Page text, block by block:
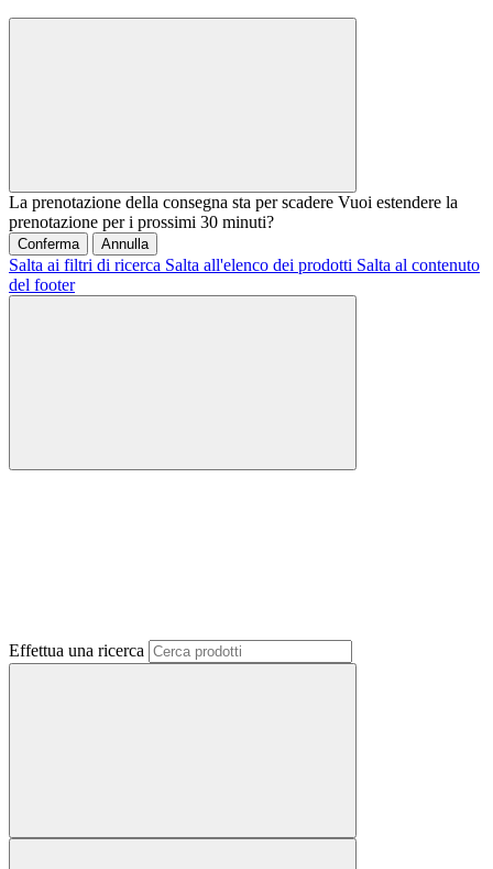
La prenotazione della consegna sta per scadere Vuoi estendere la
prenotazione per i prossimi 30 minuti?
Conferma Annulla
Salta ai filtri di ricerca Salta all'elenco dei prodotti Salta al contenuto
del footer
Effettua una ricerca